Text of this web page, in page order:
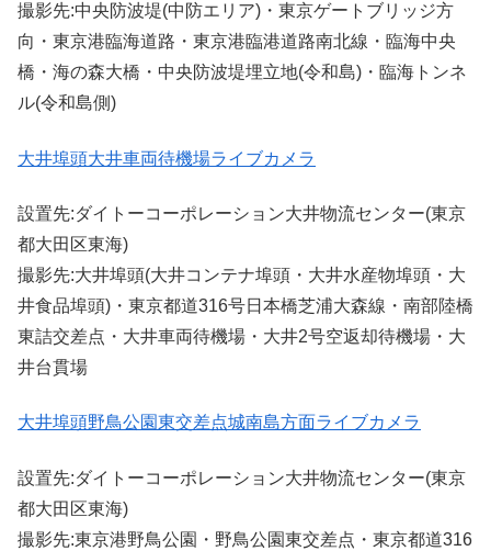
撮影先:中央防波堤(中防エリア)・東京ゲートブリッジ方
向・東京港臨海道路・東京港臨港道路南北線・臨海中央
橋・海の森大橋・中央防波堤埋立地(令和島)・臨海トンネ
ル(令和島側)
大井埠頭大井車両待機場ライブカメラ
設置先:ダイトーコーポレーション大井物流センター(東京
都大田区東海)
撮影先:大井埠頭(大井コンテナ埠頭・大井水産物埠頭・大
井食品埠頭)・東京都道316号日本橋芝浦大森線・南部陸橋
東詰交差点・大井車両待機場・大井2号空返却待機場・大
井台貫場
大井埠頭野鳥公園東交差点城南島方面ライブカメラ
設置先:ダイトーコーポレーション大井物流センター(東京
都大田区東海)
撮影先:東京港野鳥公園・野鳥公園東交差点・東京都道316